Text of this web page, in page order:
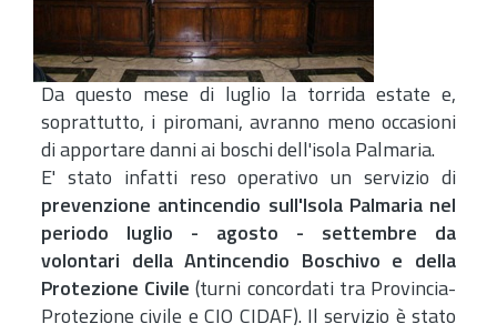
Da questo mese di luglio la torrida estate e,
soprattutto, i piromani, avranno meno occasioni
di apportare danni ai boschi dell'isola Palmaria.
E' stato infatti reso operativo un servizio di
prevenzione antincendio sull'Isola Palmaria nel
periodo luglio - agosto - settembre da
volontari della Antincendio Boschivo e della
Protezione Civile (turni concordati tra Provincia-
Protezione civile e CIO CIDAF). Il servizio è stato